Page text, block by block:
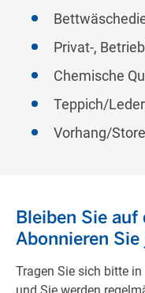
Privat-,
Chemische
Teppich/
Vorhang/